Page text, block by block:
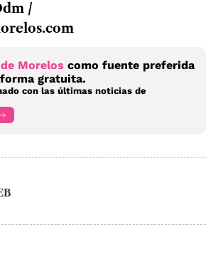
/
Morelos como fuente preferida
gratuita.
con las últimas noticias de